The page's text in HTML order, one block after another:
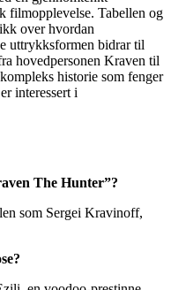
filmopplevelse. Tabellen og
over hvordan
uttrykksformen bidrar til
hovedpersonen Kraven til
historie som fenger
interessert i
The Hunter”?
som Sergei Kravinoff,